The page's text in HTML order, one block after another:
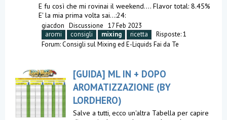
E fu così che mi rovinai il weekend.... Flavor total: 8.45%
E' la mia prima volta sai...:24:
giacdon Discussione 17 Feb 2023
aromi
consigli mixing ricetta
Risposte: 1
Forum:Consigli sul Mixing ed E-Liquids Fai da Te
[GUIDA] ML IN + DOPO
AROMATIZZAZIONE (BY
LORDHERO)
Salve a tutti, ecco un'altra Tabella per capire